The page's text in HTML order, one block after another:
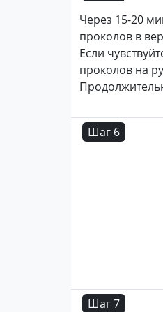
Через 15-20
проколов в
Если
проколов на
Шаг 6
Шаг 7